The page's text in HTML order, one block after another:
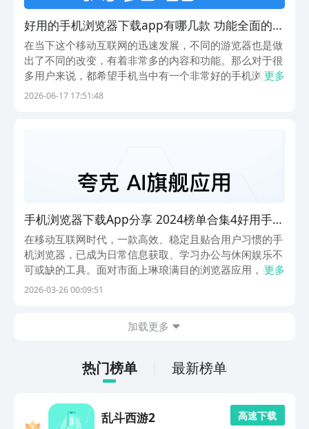
好用的手机浏览器下载app有哪几款 功能全面的手
机浏览器软件分享
在当下这个移动互联网的迅速发展，不同的游览器也是做
出了不同的改变，有着非常多的内容和功能。那么对于很
多用户来说，都希望手机当中有一个非常好的手机浏览器
下载app，这样这样能够帮助我们得到很大的便捷和帮
更多
2026-06-17 17:51:48
手机浏览器下载App分享 2024榜单合集4好用手机
浏览器Appbefore_2
在移动互联网时代，一款高效、稳定且贴合用户习惯的手
机浏览器，已成为日常信息获取、学习办公与休闲娱乐不
可或缺的工具。面对市面上琳琅满目的浏览器应用，如何
挑选真正适合自己的那一款？关键在于兼顾性能表现、功
更多
2026-03-26 00:09:51
加载更多
热门榜单 最新榜单
乱斗西游2 高 速 下 载